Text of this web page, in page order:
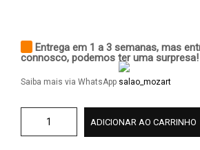
Entrega em 1 a 3 semanas, mas
connosco, podemos ter uma surpresa!
Saiba mais via WhatsApp
ADICIONAR AO CARRINHO